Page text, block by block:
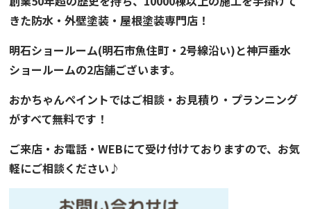
きた防水・外壁塗装・屋根塗装専門店！
明石ショールーム(明石市魚住町・2号線沿い)と神戸垂水
ショールームの2店舗ございます。
おかちゃんペイントではご相談・お見積り・プランニング
がすべて無料です！
ご来店・お電話・WEBにて受け付けておりますので、お気
軽にご相談ください♪